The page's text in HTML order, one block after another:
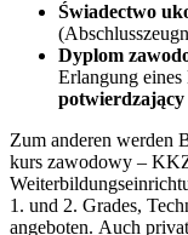
Świadectwo
Dyplom
Erlangung
Zum anderen werden
kurs zawodowy –
1. und 2. Grades,
angeboten. Auch